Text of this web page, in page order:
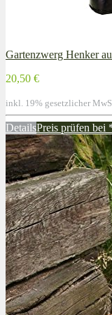
Gartenzwerg Henker
20,50 €
inkl. 19% gesetzlicher
DetailsPreis prüfen bei